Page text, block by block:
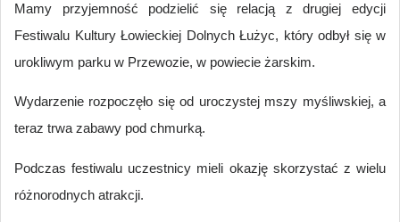
Mamy przyjemność podzielić się relacją z drugiej edycji
Festiwalu Kultury Łowieckiej Dolnych Łużyc, który odbył się w
urokliwym parku w Przewozie, w powiecie żarskim.
Wydarzenie rozpoczęło się od uroczystej mszy myśliwskiej, a
teraz trwa zabawy pod chmurką.
Podczas festiwalu uczestnicy mieli okazję skorzystać z wielu
różnorodnych atrakcji.